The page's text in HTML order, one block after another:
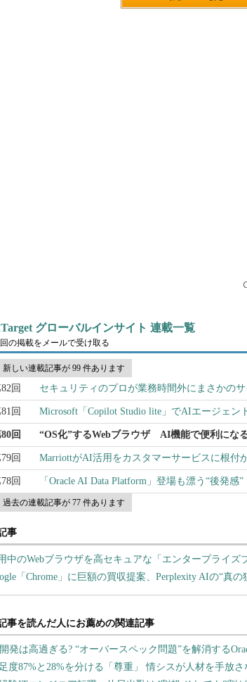
グローバルインサイト 連載一覧
の掲載をメールで受け取る
新しい連載記事が 99 件あります
82 セキュリティのプロが業務時間外にまさかの
81 Microsoft「Copilot Studio lite」でAIエージェン
80 “OS化”するWebブラウザ AI機能で便利にな
79 MarriottがAI活用をカスタマーサービスに根付
78 「Oracle AI Data Platform」登場も漂う“後発
過去の連載記事が 77 件あります
事
中のWebブラウザを高セキュアな「エンタープライ
「Chrome」に巨額の買収提案、Perplexity AIの“真の